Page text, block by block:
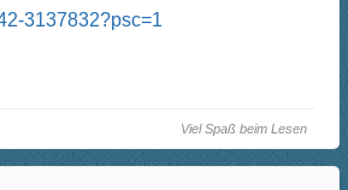
3137832?psc=1
Viel Spaß beim Lesen